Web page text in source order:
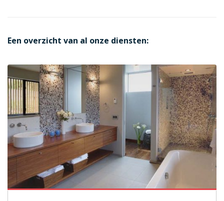
Een overzicht van al onze diensten: